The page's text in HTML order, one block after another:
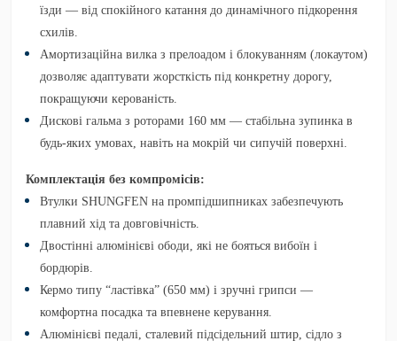
їзди — від спокійного катання до динамічного підкорення
схилів.
Амортизаційна вилка з прелоадом і блокуванням (локаутом)
дозволяє адаптувати жорсткість під конкретну дорогу,
покращуючи керованість.
Дискові гальма з роторами 160 мм — стабільна зупинка в
будь-яких умовах, навіть на мокрій чи сипучій поверхні.
Комплектація без компромісів:
Втулки SHUNGFEN на промпідшипниках забезпечують
плавний хід та довговічність.
Двостінні алюмінієві ободи, які не бояться вибоїн і
бордюрів.
Кермо типу “ластівка” (650 мм) і зручні грипси —
комфортна посадка та впевнене керування.
Алюмінієві педалі, сталевий підсідельний штир, сідло з